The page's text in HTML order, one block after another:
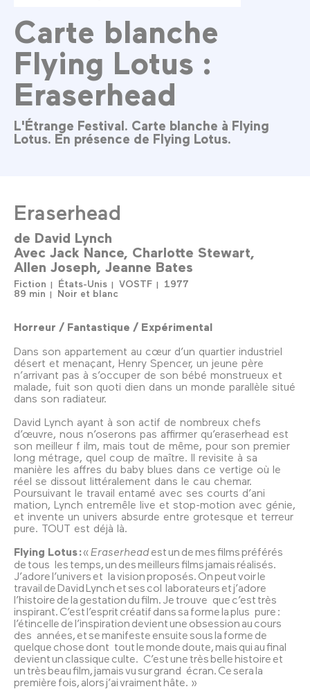
Carte blanche
Flying Lotus :
Eraserhead
L'Étrange Festival. Carte blanche à Flying
Lotus. En présence de Flying Lotus.
Eraserhead
de David Lynch
Avec Jack Nance Charlotte Stewart
Allen Joseph Jeanne Bates
Fiction États-Unis VOSTF
1977
89 min
Noir et blanc
Horreur / Fantastique / Expérimental
Dans son appartement au cœur d’un quartier industriel
désert et menaçant, Henry Spencer, un jeune père
n’arrivant pas à s’occuper de son bébé monstrueux et
malade, fuit son quoti dien dans un monde parallèle situé
dans son radiateur.
David Lynch ayant à son actif de nombreux chefs
d’œuvre, nous n’oserons pas affirmer qu’eraserhead est
son meilleur f ilm, mais tout de même, pour son premier
long métrage, quel coup de maître. Il revisite à sa
manière les affres du baby blues dans ce vertige où le
réel se dissout littéralement dans le cau chemar.
Poursuivant le travail entamé avec ses courts d’ani
mation, Lynch entremêle live et stop-motion avec génie,
et invente un univers absurde entre grotesque et terreur
pure. TOUT est déjà là.
Flying Lotus :« Eraserheadest un de mes films préférés
de tous les temps, un des meilleurs films jamais réalisés.
J’adore l’univers et la vision proposés. On peut voir le
travail de David Lynch et ses col laborateurs et j’adore
l’histoire de la gestation du film. Je trouve que c’est très
inspirant. C’est l’esprit créatif dans sa forme la plus pure :
l’étincelle de l’inspiration devient une obsession au cours
des années, et se manifeste ensuite sous la forme de
quelque chose dont tout le monde doute, mais qui au final
devient un classique culte. C’est une très belle histoire et
un très beau film, jamais vu sur grand écran. Ce sera la
première fois, alors j’ai vraiment hâte. »